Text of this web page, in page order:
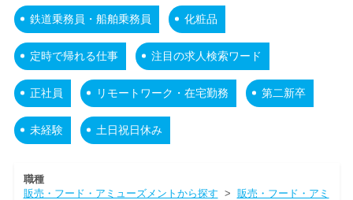
鉄道乗務員・船舶乗務員 化粧品
定時で帰れる仕事 注目の求人検索ワード
正社員 リモートワーク・在宅勤務 第二新卒
未経験 土日祝日休み
職種
販売・フード・アミューズメントから探す > 販売・フード・アミ